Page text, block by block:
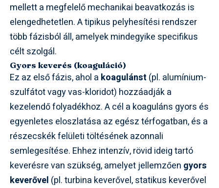
mellett a megfelelő mechanikai beavatkozás is
elengedhetetlen. A tipikus pelyhesítési rendszer
több fázisból áll, amelyek mindegyike specifikus
célt szolgál.
Gyors keverés (koaguláció)
Ez az első fázis, ahol a koagulánst (pl. alumínium-
szulfátot vagy vas-kloridot) hozzáadják a
kezelendő folyadékhoz. A cél a koaguláns gyors és
egyenletes eloszlatása az egész térfogatban, és a
részecskék felületi töltésének azonnali
semlegesítése. Ehhez intenzív, rövid ideig tartó
keverésre van szükség, amelyet jellemzően gyors
keverővel (pl. turbina keverővel, statikus keverővel